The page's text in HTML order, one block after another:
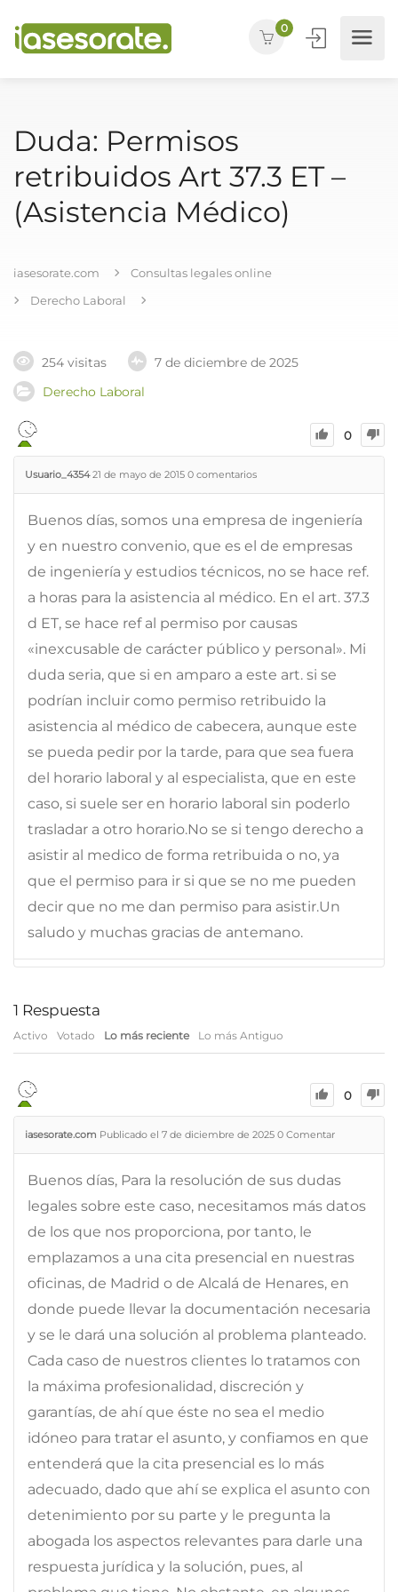
0
Duda: Permisos
retribuidos Art 37.3 ET –
(Asistencia Médico)
iasesorate.com
Consultas legales online
Derecho Laboral
254 visitas
7 de diciembre de 2025
Derecho Laboral
0
Usuario_4354 21 de mayo de 2015 0 comentarios
Buenos días, somos una empresa de ingeniería
y en nuestro convenio, que es el de empresas
de ingeniería y estudios técnicos, no se hace ref.
a horas para la asistencia al médico. En el art. 37.3
d ET, se hace ref al permiso por causas
«inexcusable de carácter público y personal». Mi
duda seria, que si en amparo a este art. si se
podrían incluir como permiso retribuido la
asistencia al médico de cabecera, aunque este
se pueda pedir por la tarde, para que sea fuera
del horario laboral y al especialista, que en este
caso, si suele ser en horario laboral sin poderlo
trasladar a otro horario.No se si tengo derecho a
asistir al medico de forma retribuida o no, ya
que el permiso para ir si que se no me pueden
decir que no me dan permiso para asistir.Un
saludo y muchas gracias de antemano.
1 Respuesta
Activo Votado Lo más reciente Lo más Antiguo
0
iasesorate.com Publicado el 7 de diciembre de 2025 0 Comentar
Buenos días, Para la resolución de sus dudas
legales sobre este caso, necesitamos más datos
de los que nos proporciona, por tanto, le
emplazamos a una cita presencial en nuestras
oficinas, de Madrid o de Alcalá de Henares, en
donde puede llevar la documentación necesaria
y se le dará una solución al problema planteado.
Cada caso de nuestros clientes lo tratamos con
la máxima profesionalidad, discreción y
garantías, de ahí que éste no sea el medio
idóneo para tratar el asunto, y confiamos en que
entenderá que la cita presencial es lo más
adecuado, dado que ahí se explica el asunto con
detenimiento por su parte y le pregunta la
abogada los aspectos relevantes para darle una
respuesta jurídica y la solución, pues, al